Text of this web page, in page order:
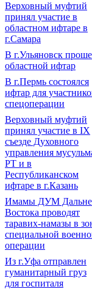
Верховный муфтий
принял участие в
областном ифтаре в
г.Самара
В г.Ульяновск
областной ифтар
В г.Пермь состоялся
ифтар для
спецоперации
Верховный муфтий
принял участие в IХ
съезде Духовного
управления
РТ и в
Республиканском
ифтаре в г.Казань
Имамы ДУМ
Востока проводят
таравих-намазы в
специальной
операции
Из г.Уфа отправлен
гуманитарный груз
для госпиталя